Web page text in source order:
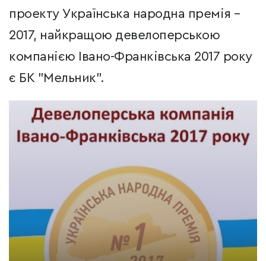
проекту Українська народна премія –
2017, найкращою девелоперською
компанією Івано-Франківська 2017 року
є БК "Мельник".